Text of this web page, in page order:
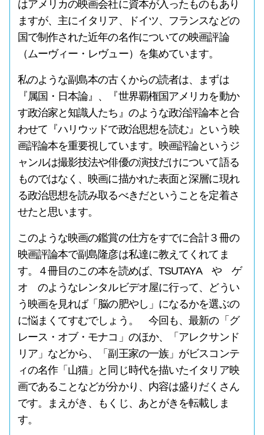
はアメリカの映画会社に資本が入ったものもあり
ますが、主にイタリア、ドイツ、フランスなどの
国で制作された近年の名作についての映画評論
（ムーヴィー・レヴュー）を集めています。
私のような副島本の古くからの読者は、まずは
『属国・日本論』、『世界覇権国アメリカを動か
す政治家と知識人たち』のような政治評論本と合
わせて『ハリウッドで政治思想を読む』という映
画評論本を重要視しています。映画評論というジ
ャンルは撮影技法や俳優の演技だけについて語る
ものではなく、映画に描かれた表面と深層に現れ
る政治思想を読み取るべきだということを定着さ
せたと思います。
このような映画の鑑賞の仕方をすでに合計３冊の
映画評論本で副島隆彦は私達に教えてくれてま
す。４冊目のこの本を読めば、TSUTAYA や ゲ
オ のようなレンタルビデオ屋に行って、どうい
う映画を見れば「脳の肥やし」になるかを選ぶの
に悩まくてすむでしょう。 今回も、最新の「グ
レース・オブ・モナコ」のほか、「アレクサンド
リア」などから、「副王家の一族」がビスコンテ
ィの名作「山猫」と同じ時代を描いたイタリア映
画であることなどが分かり、内容は盛りだくさん
です。まえがき、もくじ、あとがきを転載しま
す。